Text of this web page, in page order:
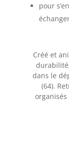
pour
Créé et
dans le
(64).